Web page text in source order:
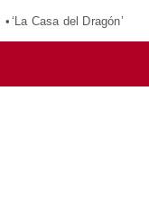
‘La Casa del Dragón’